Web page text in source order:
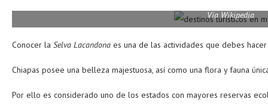
Vía Wikipedia
Conocer la Selva Lacandona es una de las actividades que debes
Chiapas posee una belleza majestuosa, así como una flora y fauna
Por ello es considerado uno de los estados con mayores reservas